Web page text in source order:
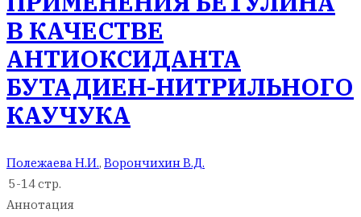
В КАЧЕСТВЕ
АНТИОКСИДАНТА
БУТАДИЕН-НИТРИЛЬНОГО
КАУЧУКА
Полежаева Н.И., Ворончихин В.Д.
5-14 стр.
Аннотация